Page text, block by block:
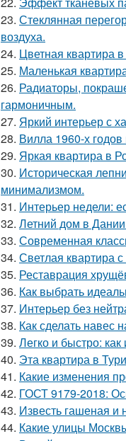
23. Стеклянная
воздуха.
24. Цветная квартира
25. Маленькая
26. Радиаторы,
гармоничным.
27. Яркий интерьер с
28. Вилла 1960-х
29. Яркая квартира в
30. Историческая
минимализмом.
31. Интерьер недели:
32. Летний дом в
33. Современная
34. Светлая квартира
35. Реставрация
36. Как выбрать
37. Интерьер без
38. Как сделать навес
39. Легко и быстро:
40. Эта квартира в
41. Какие изменения
42. ГОСТ 9179-2018:
43. Известь гашеная и
44. Какие улицы